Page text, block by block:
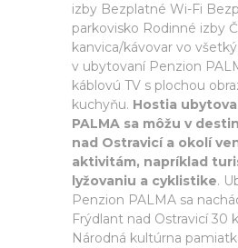
izby Bezplatné Wi-Fi
parkovisko Rodinné izby
kanvica/kávovar vo
v ubytovaní Penzion
káblovú TV s plochou
kuchyňu. Hostia
PALMA sa môžu v
nad Ostravicí a okolí
aktivitám, napríklad
lyžovaniu a cyklistike.
Penzion PALMA sa
Frýdlant nad Ostravicí 30
Národná kultúrna